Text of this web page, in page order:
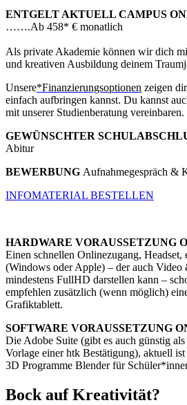
ENTGELT AKTUELL CAMPUS
…….Ab 458* € monatlich
Als private Akademie können wir dich
und kreativen Ausbildung deinem
Unsere*Finanzierungsoptionen zeigen
einfach aufbringen kannst. Du kannst
mit unserer Studienberatung vereinbaren.
GEWÜNSCHTER
Abitur
BEWERBUNG Aufnahmegespräch &
INFOMATERIAL BESTELLEN
HARDWARE VORAUSSETZUNG
Einen schnellen Onlinezugang, Headset,
(Windows oder Apple) – der auch
mindestens FullHD darstellen kann –
empfehlen zusätzlich (wenn möglich)
Grafiktablett.
SOFTWARE VORAUSSETZUNG
Die Adobe Suite (gibt es auch günstig
Vorlage einer htk Bestätigung), aktuell
3D Programme Blender für
Bock auf Kreativität?